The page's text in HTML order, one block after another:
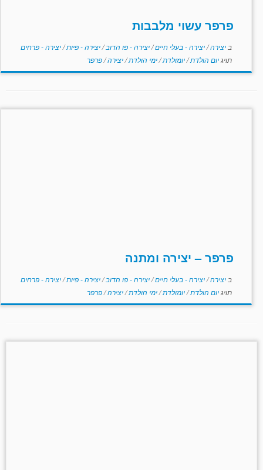
פרפר עשוי מלבבות
ב יצירה/יצירה - בעלי חיים/יצירה - פו הדוב/יצירה - פיות/יצירה - פרחים
תויגיום הולדת/יומולדת/ימי הולדת/יצירה/פרפר
פרפר – יצירה ומתנה
ב יצירה/יצירה - בעלי חיים/יצירה - פו הדוב/יצירה - פיות/יצירה - פרחים
תויגיום הולדת/יומולדת/ימי הולדת/יצירה/פרפר